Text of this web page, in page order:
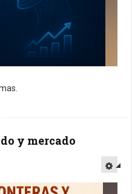
y mercado